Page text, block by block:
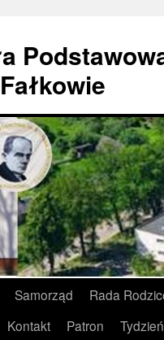
Samorząd
Rada
Kontakt Patron